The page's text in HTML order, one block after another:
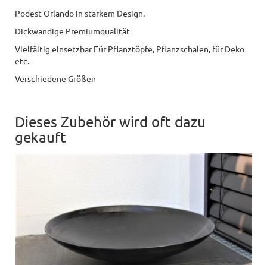
Podest Orlando in starkem Design.
Dickwandige Premiumqualität
Vielfältig einsetzbar Für Pflanztöpfe, Pflanzschalen, für Deko
etc.
Verschiedene Größen
Dieses Zubehör wird oft dazu
gekauft